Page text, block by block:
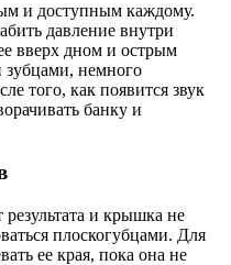
и доступным каждому.
давление внутри
вверх дном и острым
немного
того, как появится звук
банку и
и крышка не
плоскогубцами. Для
ее края, пока она не